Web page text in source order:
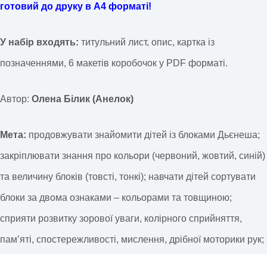
готовий до друку в А4 форматі!
У набір входять: титульний лист, опис, картка із
позначеннями, 6 макетів коробочок у PDF форматі.
Автор: Олена Білик (Анелок)
Мета: продовжувати знайомити дітей із блоками Дьєнеша;
закріплювати знання про кольори (червоний, жовтий, синій)
та величину блоків (товсті, тонкі); навчати дітей сортувати
блоки за двома ознаками – кольорами та товщиною;
сприяти розвитку зорової уваги, колірного сприйняття,
памʼяті, спостережливості, мислення, дрібної моторики рук;